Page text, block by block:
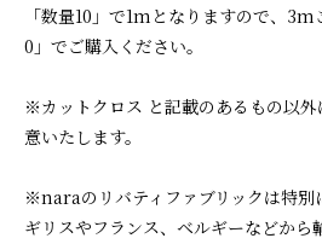
「数量10」で1mとなりますので、
0」でご購入ください。
※カットクロス と記載のあるもの以
意いたします。
※naraのリバティファブリックは特別
ギリスやフランス、ベルギーなどから